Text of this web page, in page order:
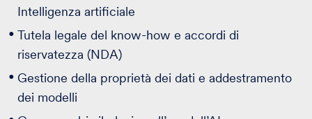
Intelligenza artificiale
Tutela legale del know-how e accordi di
riservatezza (NDA)
Gestione della proprietà dei dati e addestramento
dei modelli